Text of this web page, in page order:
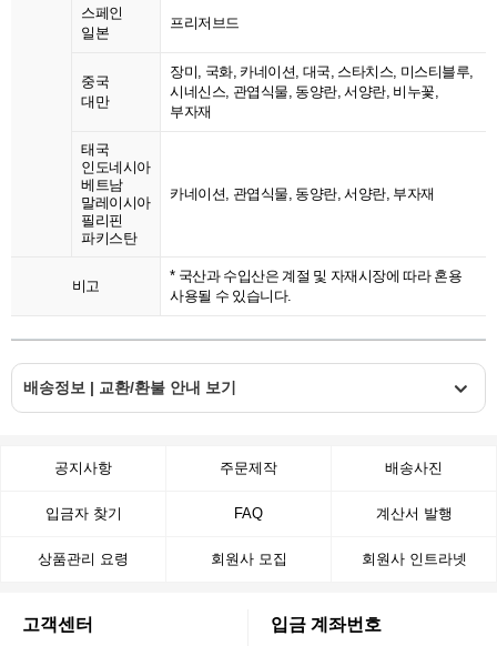
스페인
일본
프리저브드
중국
대만
장미, 국화, 카네이션, 대국, 스타치스, 미스티블루,
시네신스, 관엽식물, 동양란, 서양란, 비누꽃,
부자재
태국
인도네시아
베트남
말레이시아
필리핀
파키스탄
카네이션, 관엽식물, 동양란, 서양란, 부자재
비고
* 국산과 수입산은 계절 및 자재시장에 따라 혼용
사용될 수 있습니다.
배송정보 | 교환/환불 안내 보기
공지사항 주문제작 배송사진
입금자 찾기 FAQ 계산서 발행
상품관리 요령 회원사 모집 회원사 인트라넷
고객센터 입금 계좌번호